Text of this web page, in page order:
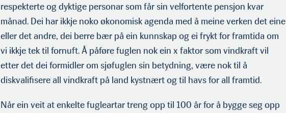
respekterte og dyktige personar som får sin velfortente pensjon kvar
månad. Dei har ikkje noko økonomisk agenda med å meine verken det eine
eller det andre, dei berre bær på ein kunnskap og ei frykt for framtida om
vi ikkje tek til fornuft. Å påføre fuglen nok ein x faktor som vindkraft vil
etter det dei formidler om sjøfuglen sin betydning, være nok til å
diskvalifisere all vindkraft på land kystnært og til havs for all framtid.
Når ein veit at enkelte fugleartar treng opp til 100 år for å bygge seg opp